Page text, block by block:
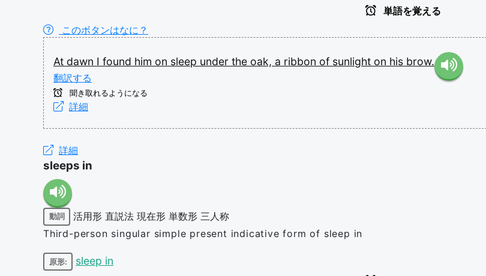
単語を覚える
このボタンはなに？
At dawn I found him on sleep under the oak, a ribbon of sunlight on his brow.
翻訳する
聞き取れるようになる
詳細
詳細
sleeps in
動詞 活用形 直説法 現在形 単数形 三人称
Third-person singular simple present indicative form of sleep in
原形: sleep in